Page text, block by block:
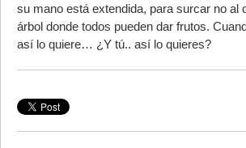
su mano está extendida, para surcar no
árbol donde todos pueden dar frutos.
así lo quiere… ¿Y tú.. así lo quieres?